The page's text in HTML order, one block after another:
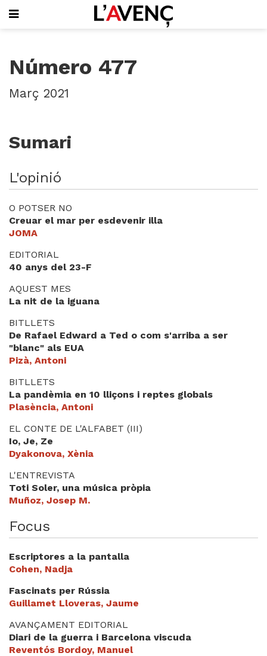
PORTADA
QUI SOM
L'AVENÇ PAPER
PUBLICITAT
VIDEOTECA
Focus
Entrevistes
Actualitat
Mirador
Videoteca
Termes legals
Número 477
Març 2021
Sumari
L'opinió
O POTSER NO
Creuar el mar per esdevenir illa
JOMA
EDITORIAL
40 anys del 23-F
AQUEST MES
La nit de la iguana
BITLLETS
De Rafael Edward a Ted o com s'arriba a ser
"blanc" als EUA
Pizà, Antoni
BITLLETS
La pandèmia en 10 lliçons i reptes globals
Plasència, Antoni
EL CONTE DE L'ALFABET (III)
Io, Je, Ze
Dyakonova, Xènia
L'ENTREVISTA
Toti Soler, una música pròpia
Muñoz, Josep M.
Focus
Escriptores a la pantalla
Cohen, Nadja
Fascinats per Rússia
Guillamet Lloveras, Jaume
AVANÇAMENT EDITORIAL
Diari de la guerra i Barcelona viscuda
Reventós Bordoy, Manuel